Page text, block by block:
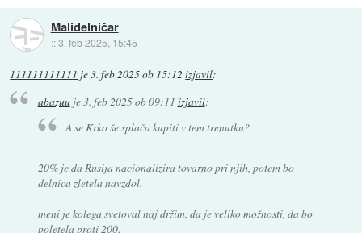
Malidelničar
::3. feb 2025, 15:45
111111111111 je3. feb 2025 ob 15:12 izjavil:
abazuuje3. feb 2025 ob 09:11 izjavil:
A se Krko še splača kupiti v tem trenutku?
20% je da Rusija nacionalizira tovarno pri njih, potem bo
delnica zletela navzdol.
meni je kolega svetoval naj držim, da je veliko možnosti, da bo
poletela proti 200.